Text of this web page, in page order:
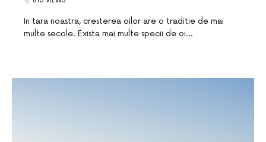
In tara noastra, cresterea oilor are o traditie de mai
multe secole. Exista mai multe specii de oi…